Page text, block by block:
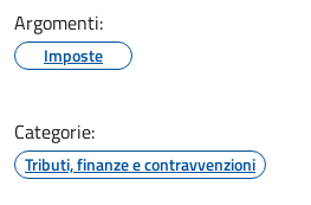
Argomenti:
Imposte
Categorie:
Tributi, finanze e contravvenzioni